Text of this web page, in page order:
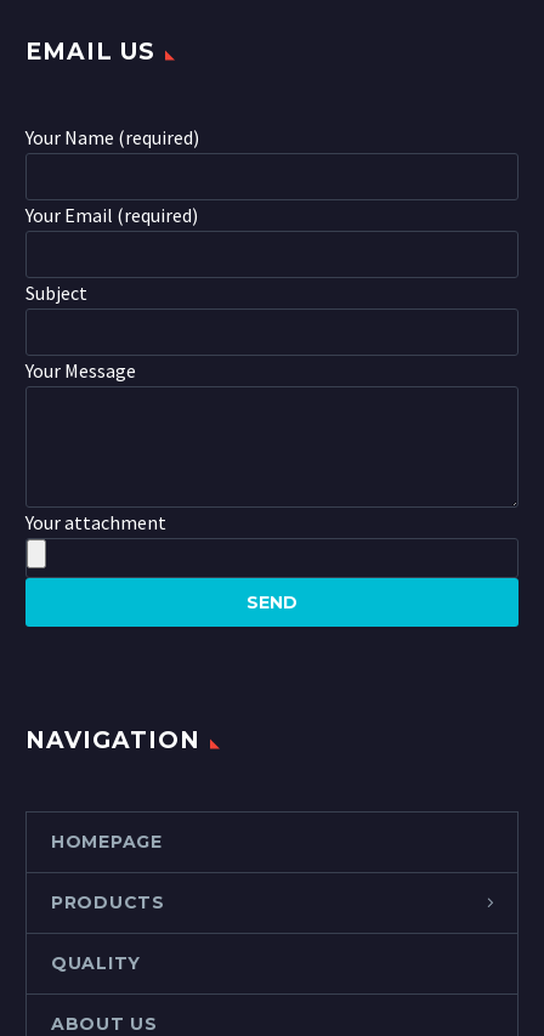
EMAIL US
Your Name (required)
Your Email (required)
Subject
Your Message
Your attachment
NAVIGATION
HOMEPAGE
PRODUCTS
QUALITY
ABOUT US